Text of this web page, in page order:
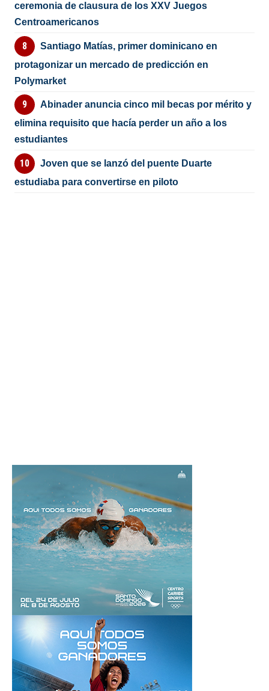
ceremonia de clausura de los XXV Juegos
Centroamericanos
Santiago Matías, primer dominicano en
protagonizar un mercado de predicción en
Polymarket
Abinader anuncia cinco mil becas por mérito y
elimina requisito que hacía perder un año a los
estudiantes
Joven que se lanzó del puente Duarte
estudiaba para convertirse en piloto